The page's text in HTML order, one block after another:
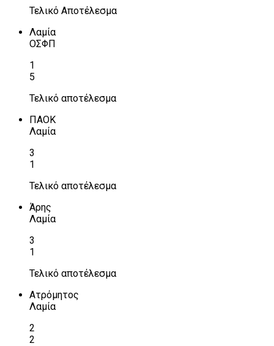
Τελικό Αποτέλεσμα
Λαμία
ΟΣΦΠ
1
5
Τελικό αποτέλεσμα
ΠΑΟΚ
Λαμία
3
1
Τελικό αποτέλεσμα
Άρης
Λαμία
3
1
Τελικό αποτέλεσμα
Ατρόμητος
Λαμία
2
2